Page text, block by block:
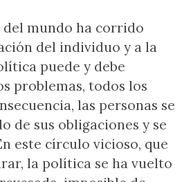
mundo ha corrido
del individuo y a la
puede y debe
problemas, todos los
las personas se
de sus obligaciones y se
este círculo vicioso, que
la política se ha vuelto